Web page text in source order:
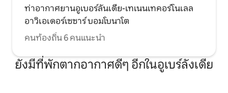
ท่าอากาศยานอูเบอร์ลันเดีย-เทเนนเทคอร์โนเลล
อาวิเอเดอร์เซซาร์ บอมโบนาโต
คนท้องถิ่น 6 คนแนะนำ
ยังมีที่พักตากอากาศดีๆ อีกในอูเบร์ลังเดีย